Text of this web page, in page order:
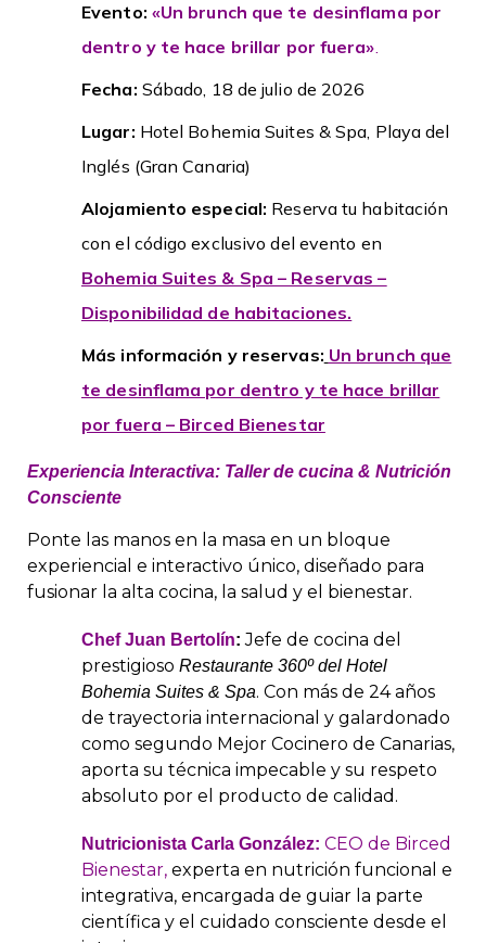
Evento: «Un brunch que te desinflama por
dentro y te hace brillar por fuera».
Fecha: Sábado, 18 de julio de 2026
Lugar: Hotel Bohemia Suites & Spa, Playa del
Inglés (Gran Canaria)
Alojamiento especial: Reserva tu habitación
con el código exclusivo del evento en
Bohemia Suites & Spa – Reservas –
Disponibilidad de habitaciones.
Más información y reservas: Un brunch que
te desinflama por dentro y te hace brillar
por fuera – Birced Bienestar
Experiencia Interactiva: Taller de cucina & Nutrición
Consciente
Ponte las manos en la masa en un bloque
experiencial e interactivo único, diseñado para
fusionar la alta cocina, la salud y el bienestar.
Chef Juan Bertolín: Jefe de cocina del
prestigioso Restaurante 360º del Hotel
Bohemia Suites & Spa. Con más de 24 años
de trayectoria internacional y galardonado
como segundo Mejor Cocinero de Canarias,
aporta su técnica impecable y su respeto
absoluto por el producto de calidad.
Nutricionista Carla González: CEO de Birced
Bienestar, experta en nutrición funcional e
integrativa, encargada de guiar la parte
científica y el cuidado consciente desde el